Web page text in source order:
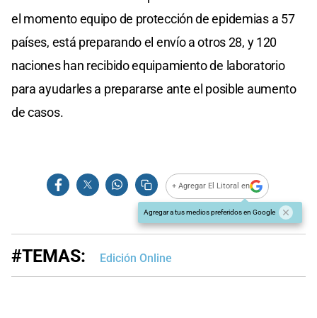
el momento equipo de protección de epidemias a 57
países, está preparando el envío a otros 28, y 120
naciones han recibido equipamiento de laboratorio
para ayudarles a prepararse ante el posible aumento
de casos.
+ Agregar El Litoral en
Agregar a tus medios preferidos en Google
#TEMAS: Edición Online